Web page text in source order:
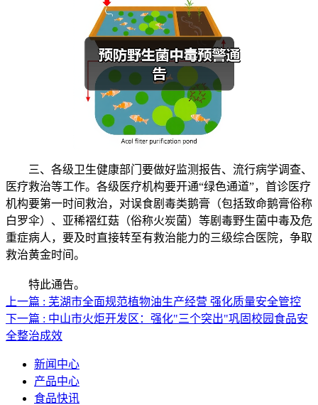
三、各级卫生健康部门要做好监测报告、流行病学调查、
医疗救治等工作。各级医疗机构要开通“绿色通道”，首诊医疗
机构要第一时间救治，对误食剧毒类鹅膏（包括致命鹅膏俗称
白罗伞）、亚稀褶红菇（俗称火炭菌）等剧毒野生菌中毒及危
重症病人，要及时直接转至有救治能力的三级综合医院，争取
救治黄金时间。
特此通告。
上一篇 : 芜湖市全面规范植物油生产经营 强化质量安全管控
下一篇 : 中山市火炬开发区：强化"三个突出"巩固校园食品安
全整治成效
新闻中心
产品中心
食品快讯